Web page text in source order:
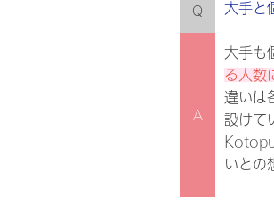
Q 大手と
A
大手も
る人数
違いは
設けて
いとの